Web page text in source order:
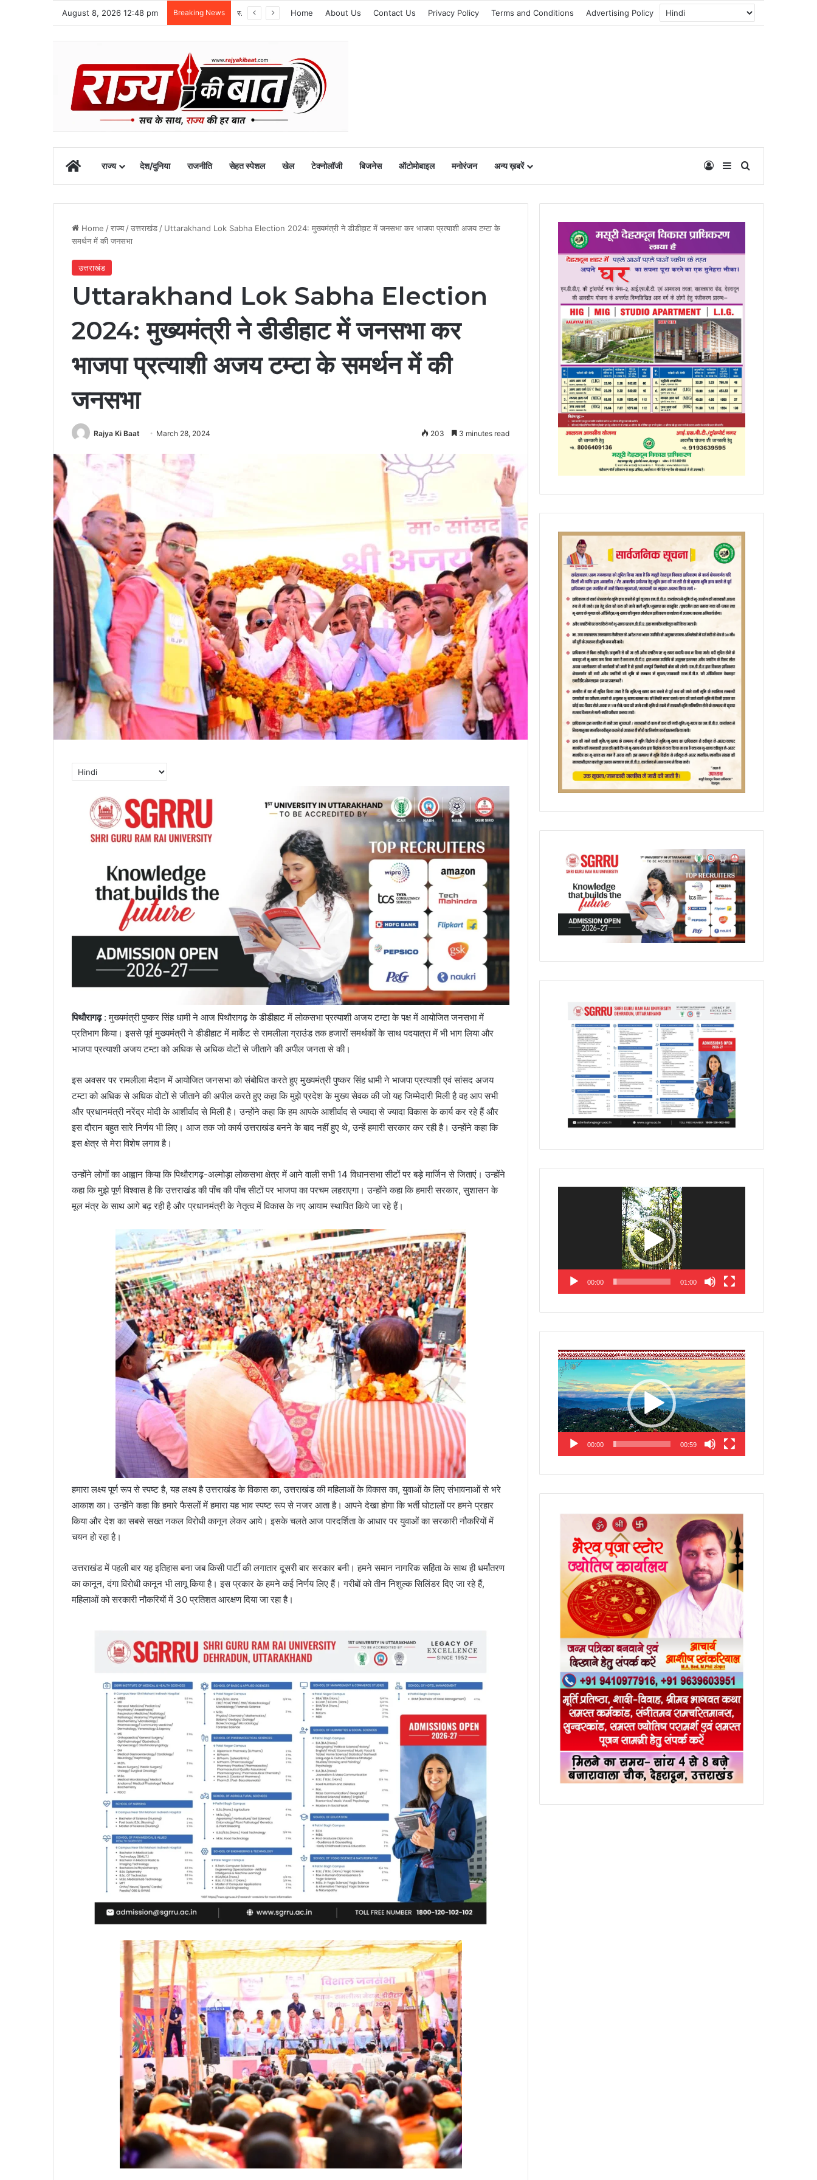
August 8, 2026 12:48 pm Breaking News स्वतंत्रता दिवस समारोह की तैयारियां तेज, डीएम ने की तैयारियों की समीक्षा Home About Us Contact Us Privacy Policy Terms and Conditions Advertising Policy
Homeराज्य देश/दुनिया राजनीति सेहत स्पेशल खेल टेक्नोलॉजी बिजनेस ऑटोमोबाइल मनोरंजन अन्य ख़बरें Log InSidebar
Home /राज्य /उत्तराखंड / Uttarakhand Lok Sabha Election 2024: मुख्यमंत्री ने डीडीहाट में जनसभा कर भाजपा प्रत्याशी अजय टम्टा के
समर्थन में की जनसभा
उत्तराखंड
Uttarakhand Lok Sabha Election
2024: मुख्यमंत्री ने डीडीहाट में जनसभा कर
भाजपा प्रत्याशी अजय टम्टा के समर्थन में की
जनसभा
Rajya Ki Baat March 28, 2024 203 3 minutes read
पिथौरागढ़: मुख्यमंत्री पुष्कर सिंह धामी ने आज पिथौरागढ़ के डीडीहाट में लोकसभा प्रत्याशी अजय टम्टा के पक्ष में आयोजित जनसभा में
प्रतिभाग किया। इससे पूर्व मुख्यमंत्री ने डीडीहाट में मार्केट से रामलीला ग्राउंड तक हजारों समर्थकों के साथ पदयात्रा में भी भाग लिया और
भाजपा प्रत्याशी अजय टम्टा को अधिक से अधिक वोटों से जीताने की अपील जनता से की।
इस अवसर पर रामलीला मैदान में आयोजित जनसभा को संबोधित करते हुए मुख्यमंत्री पुष्कर सिंह धामी ने भाजपा प्रत्याशी एवं सांसद अजय
टम्टा को अधिक से अधिक वोटों से जीताने की अपील करते हुए कहा कि मुझे प्रदेश के मुख्य सेवक की जो यह जिम्मेदारी मिली है वह आप सभी
और प्रधानमंत्री नरेंद्र मोदी के आशीर्वाद से मिली है। उन्होंने कहा कि हम आपके आशीर्वाद से ज्यादा से ज्यादा विकास के कार्य कर रहे हैं और
इस दौरान बहुत सारे निर्णय भी लिए। आज तक जो कार्य उत्तराखंड बनने के बाद नहीं हुए थे, उन्हें हमारी सरकार कर रही है। उन्होंने कहा कि
इस क्षेत्र से मेरा विशेष लगाव है।
उन्होंने लोगों का आह्वान किया कि पिथौरागढ़-अल्मोड़ा लोकसभा क्षेत्र में आने वाली सभी 14 विधानसभा सीटों पर बड़े मार्जिन से जिताएं। उन्होंने
कहा कि मुझे पूर्ण विश्वास है कि उत्तराखंड की पाँच की पाँच सीटों पर भाजपा का परचम लहराएगा। उन्होंने कहा कि हमारी सरकार, सुशासन के
मूल मंत्र के साथ आगे बढ़ रही है और प्रधानमंत्री के नेतृत्व में विकास के नए आयाम स्थापित किये जा रहे हैं।
हमारा लक्ष्य पूर्ण रूप से स्पष्ट है, यह लक्ष्य है उत्तराखंड के विकास का, उत्तराखंड की महिलाओं के विकास का, युवाओं के लिए संभावनाओं से भरे
आकाश का। उन्होंने कहा कि हमारे फैसलों में हमारा यह भाव स्पष्ट रूप से नजर आता है। आपने देखा होगा कि भर्ती घोटालों पर हमने प्रहार
किया और देश का सबसे सख्त नकल विरोधी कानून लेकर आये। इसके चलते आज पारदर्शिता के आधार पर युवाओं का सरकारी नौकरियों में
चयन हो रहा है।
उत्तराखंड में पहली बार यह इतिहास बना जब किसी पार्टी की लगातार दूसरी बार सरकार बनी। हमने समान नागरिक सहिंता के साथ ही धर्मांतरण
का कानून, दंगा विरोधी कानून भी लागू किया है। इस प्रकार के हमने कई निर्णय लिए हैं। गरीबों को तीन निशुल्क सिलिंडर दिए जा रहे हैं,
महिलाओं को सरकारी नौकरियों में 30 प्रतिशत आरक्षण दिया जा रहा है।
00:00 01:00
Video
Player
00:00 00:59